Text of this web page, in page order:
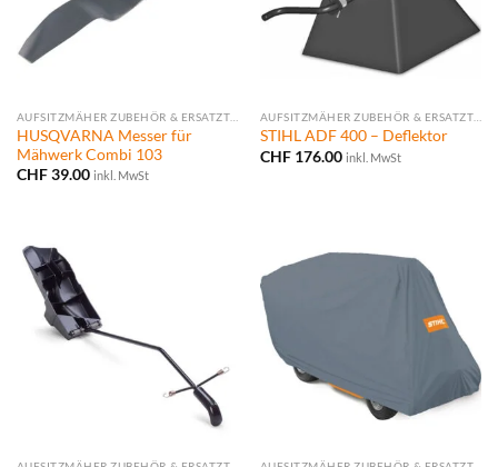
HUSQVARNA Messer für
Mähwerk Combi 103
CHF39.00 inkl. MwSt
STIHL ADF 400 – Deflektor
CHF176.00 inkl. MwSt